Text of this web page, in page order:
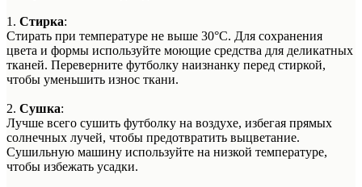
1. Стирка:
Стирать при температуре не выше 30°C. Для сохранения
цвета и формы используйте моющие средства для деликатных
тканей. Переверните футболку наизнанку перед стиркой,
чтобы уменьшить износ ткани.
2. Сушка:
Лучше всего сушить футболку на воздухе, избегая прямых
солнечных лучей, чтобы предотвратить выцветание.
Сушильную машину используйте на низкой температуре,
чтобы избежать усадки.